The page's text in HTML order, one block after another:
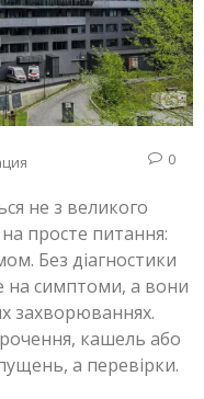
0
не з великого
на просте питання:
Без діагностики
на симптоми, а вони
захворюваннях.
кашель або
а перевірки.